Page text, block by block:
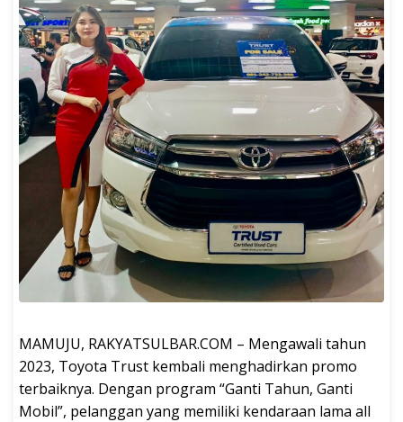
MAMUJU, RAKYATSULBAR.COM – Mengawali tahun
2023, Toyota Trust kembali menghadirkan promo
terbaiknya. Dengan program “Ganti Tahun, Ganti
Mobil”, pelanggan yang memiliki kendaraan lama all